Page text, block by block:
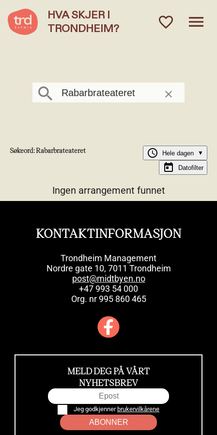
HVA SKJER I
TRONDHEIM?
favorite_outlinedmenu
Søk arrangementer
clear
Søkeord: Rabarbrateateret schedule Hele dagen ▼
today Datofilter
Ingen arrangement funnet
KONTAKTINFORMASJON
Trondheim Management
Nordre gate 10, 7011 Trondheim
post@midtbyen.no
+47 993 54 000
Org. nr 995 860 465
MELD DEG PÅ VÅRT
NYHETSBREV
Jeg godkjenner brukervilkårene
ABONNER